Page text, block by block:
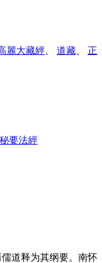
麗大藏經 道藏
正
要法經
道释为其纲要。南怀